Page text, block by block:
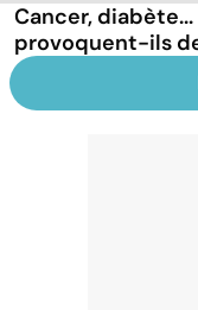
Cancer,
provoquent-ils